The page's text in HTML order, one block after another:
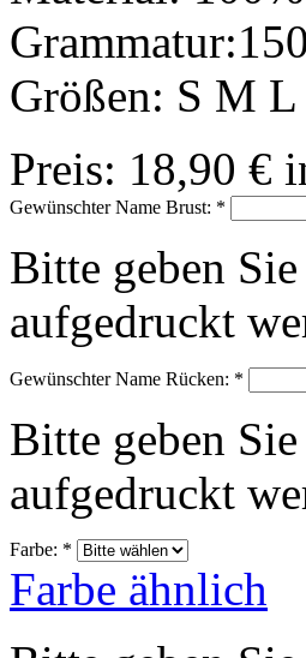
Größen: S M
Preis: 18,90 €
Gewünschter Name Brust: *
Bitte geben
aufgedruckt
Gewünschter Name Rücken: *
Bitte geben
aufgedruckt
Farbe: *
Farbe ähnlich